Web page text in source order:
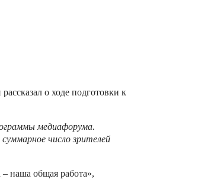
о ходе подготовки к
медиафорума.
число зрителей
– наша общая работа»,